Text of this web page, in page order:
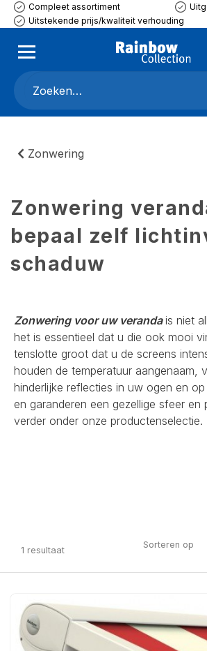
Compleet assortiment
Uitstekende prijs/kwaliteit verhouding
Zonwering
Zonwering
bepaal zelf
schaduw
Zonwering voor uw verandais niet
het is essentieel dat u die ook mooi
tenslotte groot dat u de screens
houden de temperatuur aangenaam,
hinderlijke reflecties in uw ogen en
en garanderen een gezellige sfeer en
verder onder onze productenselectie.
1 resultaat Sorteren op